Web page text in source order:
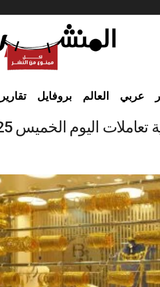
عربي العالم بروفايل تقارير
اليوم الخميس 25 يونيو 2026.